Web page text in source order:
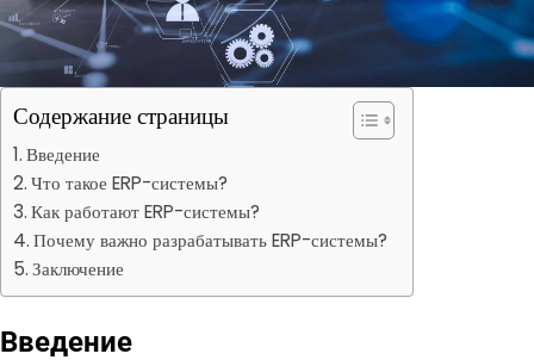
Содержание страницы
Введение
Что такое ERP-системы?
Как работают ERP-системы?
Почему важно разрабатывать ERP-системы?
Заключение
Введение